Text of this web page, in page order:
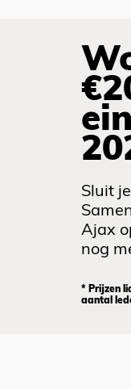
Sluit
Ajax
nog
* Prijzen
aantal